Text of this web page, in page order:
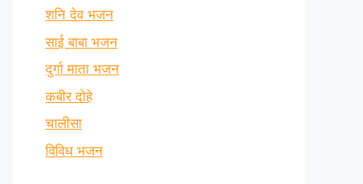
शनि देव भजन
साई बाबा भजन
दुर्गा माता भजन
कबीर दोहे
चालीसा
विविध भजन